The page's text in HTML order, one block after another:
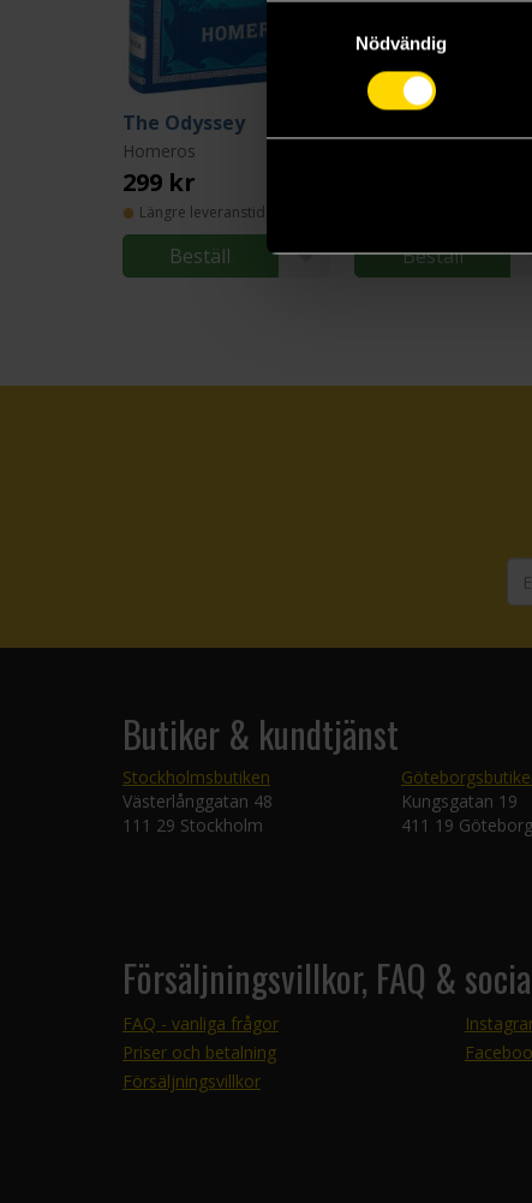
Nödvändig
The Odyssey
Homeros
299 kr
Längre leveranstid
Beställ Beställ
Butiker & kundtjänst
Stockholmsbutiken
Västerlånggatan 48
111 29 Stockholm
Kungsgatan 19
411 19 Göteborg
Försäljningsvillkor, FAQ &
FAQ - vanliga frågor
Priser och betalning
Försäljningsvillkor